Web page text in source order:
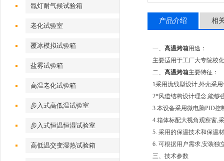
氙灯耐气候试验箱
老化试验室
覆冰模拟试验箱
盐雾试验箱
高温老化试验箱
步入式高低温试验室
步入式恒温恒湿试验室
高低温交变湿热试验箱
产品介绍 相
一、 高温烤箱用途：
主要适用于工厂大专院校
二、 高温烤箱主要特征：
1采用流线型设计,外壳采
2*风道结构设计理念,能够
3.本设备采用微电脑PID控
4.箱体标配大视角观察窗,
5. 采用的保温技术和保温
6. 可根据用户需求,安装独
三、 技术参数